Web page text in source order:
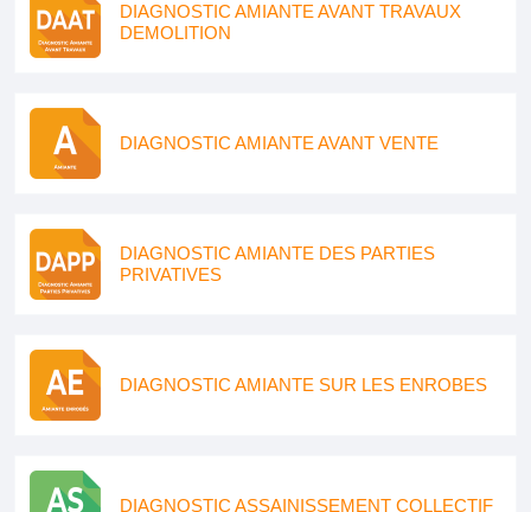
DIAGNOSTIC AMIANTE AVANT TRAVAUX
DEMOLITION
DIAGNOSTIC AMIANTE AVANT VENTE
DIAGNOSTIC AMIANTE DES PARTIES
PRIVATIVES
DIAGNOSTIC AMIANTE SUR LES ENROBES
DIAGNOSTIC ASSAINISSEMENT COLLECTIF